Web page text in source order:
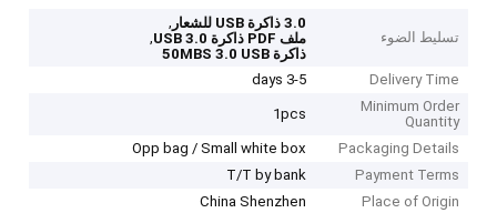
تسليط الضوء
3.0 ذاكرة USB للشعار
,
ملف PDF ذاكرة USB 3.0
,
ذاكرة 50MBS 3.0 USB
Delivery Time
3-5 days
Minimum Order
Quantity
1pcs
Packaging Details
Opp bag / Small white box
Payment Terms
T/T by bank
Place of Origin
China Shenzhen